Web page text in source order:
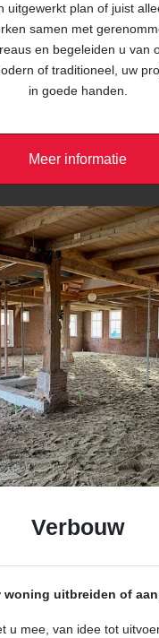
uitgewerkt plan of juist
samen met
en begeleiden u van
of traditioneel, uw
in goede handen.
Meer informatie
Verbouw
woning uitbreiden of
u mee, van idee tot